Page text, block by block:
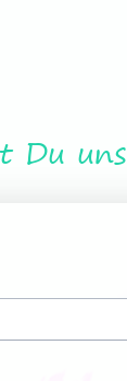
Du uns